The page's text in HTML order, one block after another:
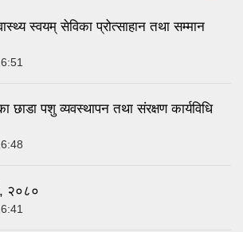
स्वयम् सेविका प्रोत्साहान तथा सम्मान
छाडा पशु व्यवस्थापन तथा संरक्षण कार्यविधि
२०८०